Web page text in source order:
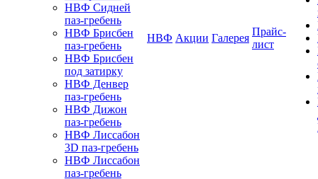
НВФ Сидней
паз-гребень
НВФ Брисбен
паз-гребень
НВФ Брисбен
под затирку
НВФ Денвер
паз-гребень
НВФ Дижон
паз-гребень
НВФ Лиссабон
3D паз-гребень
НВФ Лиссабон
паз-гребень
НВФ Акции Галерея
Прайс-
лист